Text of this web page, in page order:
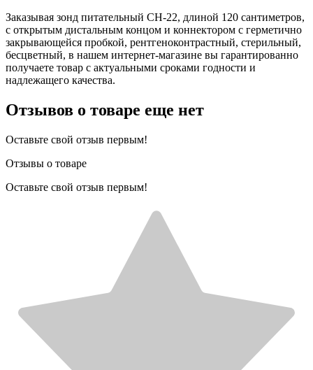
Заказывая зонд питательный CH-22, длиной 120 сантиметров,
с открытым дистальным концом и коннектором с герметично
закрывающейся пробкой, рентгеноконтрастный, стерильный,
бесцветный, в нашем интернет-магазине вы гарантированно
получаете товар с актуальными сроками годности и
надлежащего качества.
Отзывов о товаре еще нет
Оставьте свой отзыв первым!
Отзывы о товаре
Оставьте свой отзыв первым!